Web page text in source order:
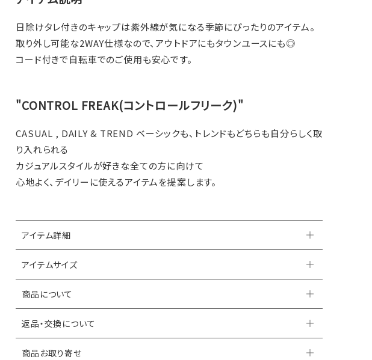
日除けタレ付きのキャップは紫外線が気になる季節にぴったりのアイテム。
取り外し可能な2WAY仕様なので、アウトドアにもタウンユースにも◎
コード付きで自転車でのご使用も安心です。
"CONTROL FREAK(コントロールフリーク)"
CASUAL , DAILY & TREND ベーシックも、トレンドもどちらも自分らしく取
り入れられる
カジュアルスタイルが好きな全ての方に向けて
心地よく、デイリーに使えるアイテムを提案します。
アイテム詳細
アイテムサイズ
商品について
返品・交換について
商品お取り寄せ